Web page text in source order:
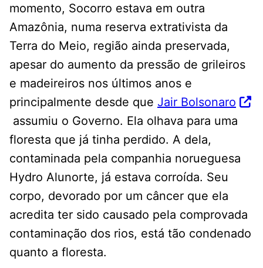
momento, Socorro estava em outra
Amazônia, numa reserva extrativista da
Terra do Meio, região ainda preservada,
apesar do aumento da pressão de grileiros
e madeireiros nos últimos anos e
principalmente desde que Jair Bolsonaro
assumiu o Governo. Ela olhava para uma
floresta que já tinha perdido. A dela,
contaminada pela companhia norueguesa
Hydro Alunorte, já estava corroída. Seu
corpo, devorado por um câncer que ela
acredita ter sido causado pela comprovada
contaminação dos rios, está tão condenado
quanto a floresta.